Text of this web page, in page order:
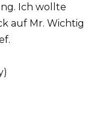
Ich wollte
auf Mr. Wichtig